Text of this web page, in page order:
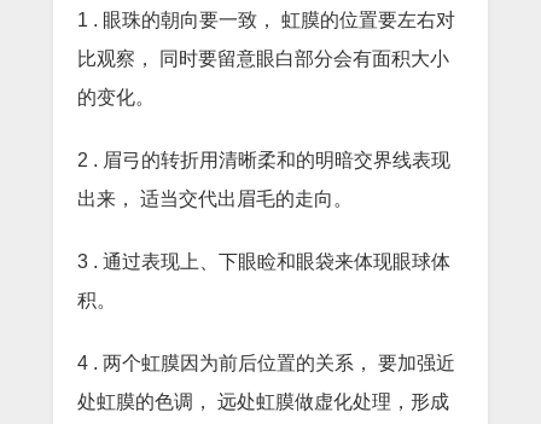
1 . 眼珠的朝向要一致， 虹膜的位置要左右对
比观察， 同时要留意眼白部分会有面积大小
的变化。
2 . 眉弓的转折用清晰柔和的明暗交界线表现
出来， 适当交代出眉毛的走向。
3 . 通过表现上、下眼睑和眼袋来体现眼球体
积。
4 . 两个虹膜因为前后位置的关系， 要加强近
处虹膜的色调， 远处虹膜做虚化处理，形成